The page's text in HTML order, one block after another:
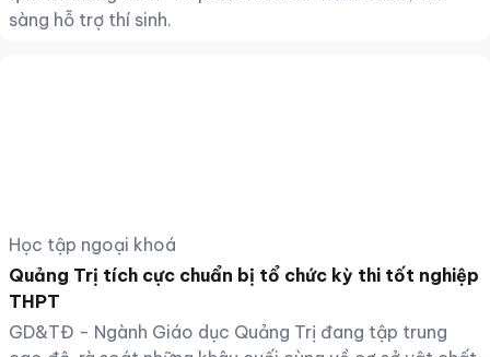
sàng hỗ trợ thí sinh.
Học tập ngoại khoá
Quảng Trị tích cực chuẩn bị tổ chức kỳ thi tốt nghiệp
THPT
GD&TĐ - Ngành Giáo dục Quảng Trị đang tập trung